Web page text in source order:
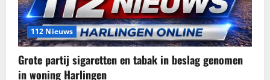
112 Nieuws
Grote partij sigaretten en tabak in beslag genomen
in woning Harlingen